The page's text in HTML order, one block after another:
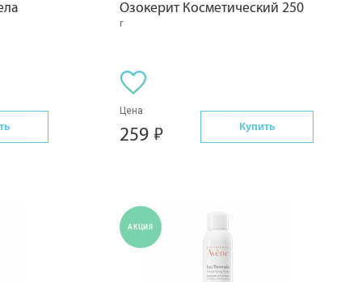
Озокерит Косметический 250
г
Цена:
259 Купить
АКЦИЯ